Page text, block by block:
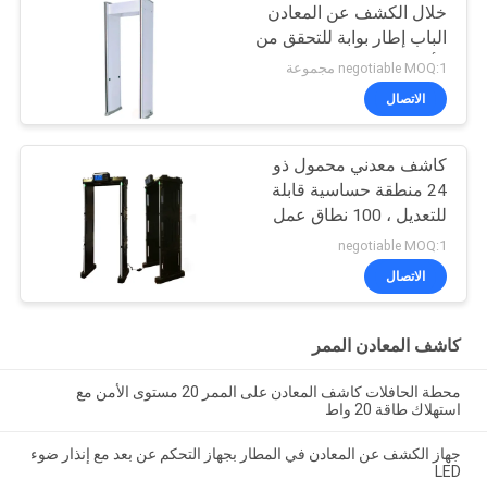
خلال الكشف عن المعادن
الباب إطار بوابة للتحقق من
الأمن
negotiable MOQ:1 مجموعة
الاتصال
كاشف معدني محمول ذو
24 منطقة حساسية قابلة
للتعديل ، 100 نطاق عمل
negotiable MOQ:1
الاتصال
كاشف المعادن الممر
محطة الحافلات كاشف المعادن على الممر 20 مستوى الأمن مع
استهلاك طاقة 20 واط
جهاز الكشف عن المعادن في المطار بجهاز التحكم عن بعد مع إنذار ضوء
LED